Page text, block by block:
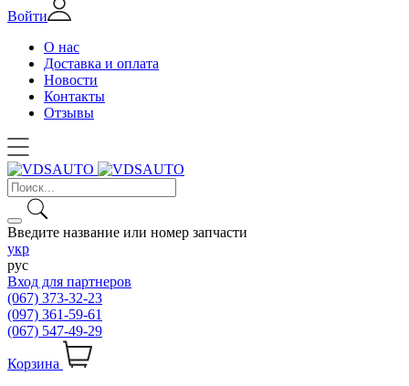
Войти
О нас
Доставка и оплата
Новости
Контакты
Отзывы
Введите название или номер запчасти
укр
рус
Вход для партнеров
(067) 373-32-23
(097) 361-59-61
(067) 547-49-29
Корзина